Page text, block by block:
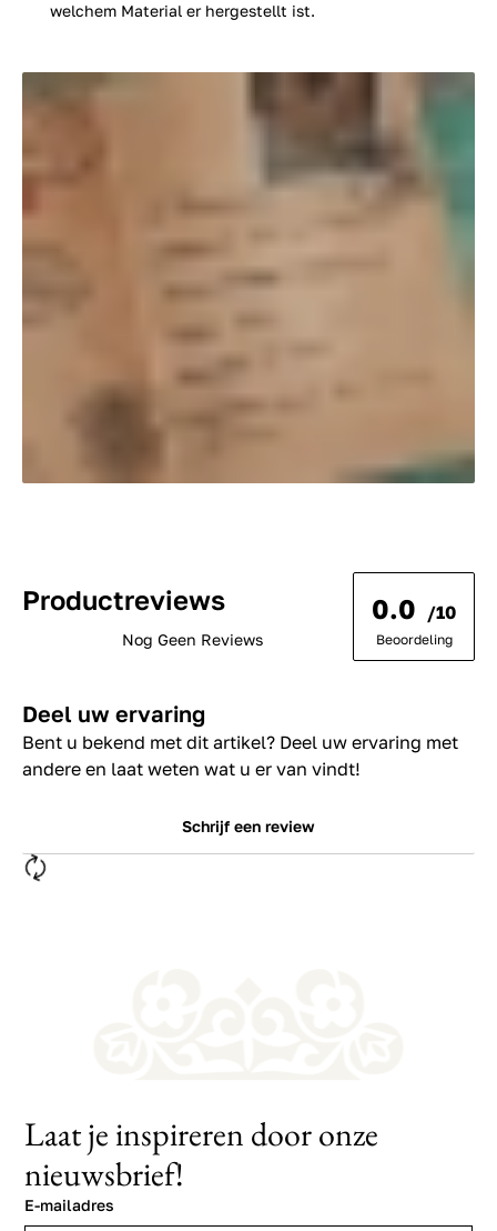
welchem Material er hergestellt ist.
Productreviews
Nog Geen Reviews
0.0 /10
Beoordeling
Deel uw ervaring
Bent u bekend met dit artikel? Deel uw ervaring met
andere en laat weten wat u er van vindt!
Schrijf een review
Laat je inspireren door onze
nieuwsbrief!
E-mailadres